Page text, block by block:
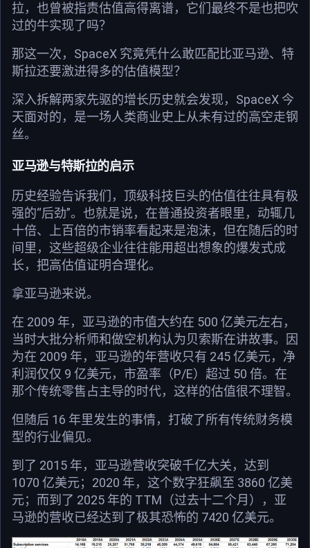
拉，也曾被指责估值高得离谱，它们最终不是也把吹
过的牛实现了吗？
那这一次，SpaceX 究竟凭什么敢匹配比亚马逊、特
斯拉还要激进得多的估值模型？
深入拆解两家先驱的增长历史就会发现，SpaceX 今
天面对的，是一场人类商业史上从未有过的高空走钢
丝。
亚马逊与特斯拉的启示
历史经验告诉我们，顶级科技巨头的估值往往具有极
强的“后劲”。也就是说，在普通投资者眼里，动辄几
十倍、上百倍的市销率看起来是泡沫，但在随后的时
间里，这些超级企业往往能用超出想象的爆发式成
长，把高估值证明合理化。
拿亚马逊来说。
在 2009 年，亚马逊的市值大约在 500 亿美元左右，
当时大批分析师和做空机构认为贝索斯在讲故事。因
为在 2009 年，亚马逊的年营收只有 245 亿美元，净
利润仅仅 9 亿美元，市盈率（P/E）超过 50 倍。在
那个传统零售占主导的时代，这样的估值很不理智。
但随后 16 年里发生的事情，打破了所有传统财务模
型的行业偏见。
到了 2015 年，亚马逊营收突破千亿大关，达到
1070 亿美元；2020 年，这个数字狂飙至 3860 亿美
元；而到了 2025 年的 TTM（过去十二个月），亚
马逊的营收已经达到了极其恐怖的 7420 亿美元。